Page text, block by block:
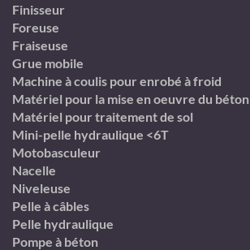
Finisseur
Foreuse
Fraiseuse
Grue mobile
Machine à coulis pour enrobé à froid
Matériel pour la mise en oeuvre du béton
Matériel pour traitement de sol
Mini-pelle hydraulique <6T
Motobasculeur
Nacelle
Niveleuse
Pelle à câbles
Pelle hydraulique
Pompe à béton